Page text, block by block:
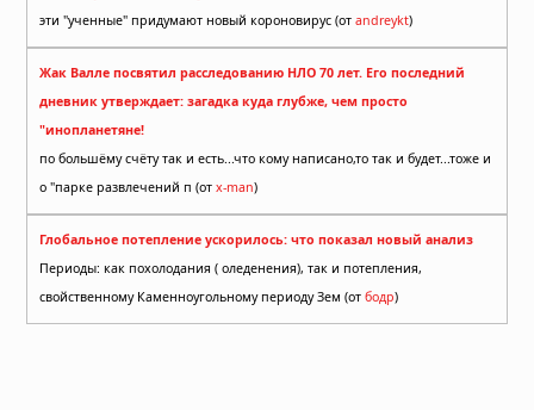
эти "ученные" придумают новый короновирус (от andreykt)
Жак Валле посвятил расследованию НЛО 70 лет. Его последний
дневник утверждает: загадка куда глубже, чем просто
"инопланетяне!
по большёму счёту так и есть...что кому написано,то так и будет...тоже и
о "парке развлечений п (от x-man)
Глобальное потепление ускорилось: что показал новый анализ
Периоды: как похолодания ( оледенения), так и потепления,
свойственному Каменноугольному периоду Зем (от бодр)